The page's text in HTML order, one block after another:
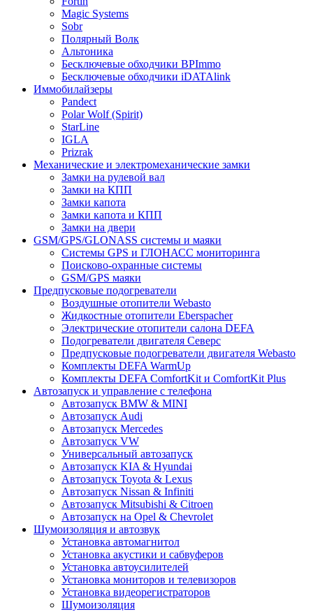
Magic Systems
Sobr
Полярный Волк
Альтоника
Бесключевые обходчики BPImmo
Бесключевые обходчики iDATAlink
Иммобилайзеры
Pandect
Polar Wolf (Spirit)
StarLine
IGLA
Prizrak
Механические и электромеханические замки
Замки на рулевой вал
Замки на КПП
Замки капота
Замки капота и КПП
Замки на двери
GSM/GPS/GLONASS системы и маяки
Системы GPS и ГЛОНАСС мониторинга
Поисково-охранные системы
GSM/GPS маяки
Предпусковые подогреватели
Воздушные отопители Webasto
Жидкостные отопители Eberspacher
Электрические отопители салона DEFA
Подогреватели двигателя Северс
Предпусковые подогреватели двигателя Webasto
Комплекты DEFA WarmUp
Комплекты DEFA ComfortKit и ComfortKit Plus
Автозапуск и управление с телефона
Автозапуск BMW & MINI
Автозапуск Audi
Автозапуск Mercedes
Автозапуск VW
Универсальный автозапуск
Автозапуск KIA & Hyundai
Автозапуск Toyota & Lexus
Автозапуск Nissan & Infiniti
Автозапуск Mitsubishi & Citroen
Автозапуск на Opel & Chevrolet
Шумоизоляция и автозвук
Установка автомагнитол
Установка акустики и сабвуферов
Установка автоусилителей
Установка мониторов и телевизоров
Установка видеорегистраторов
Шумоизоляция